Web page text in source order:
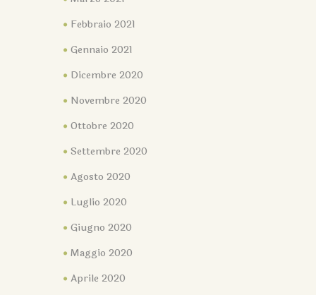
Febbraio 2021
Gennaio 2021
Dicembre 2020
Novembre 2020
Ottobre 2020
Settembre 2020
Agosto 2020
Luglio 2020
Giugno 2020
Maggio 2020
Aprile 2020